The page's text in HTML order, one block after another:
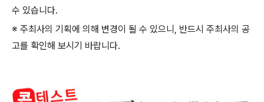
수 있습니다.
※ 주최사의 기획에 의해 변경이 될 수 있으니 , 반드시 주최사의 공
고를 확인해 보시기 바랍니다.